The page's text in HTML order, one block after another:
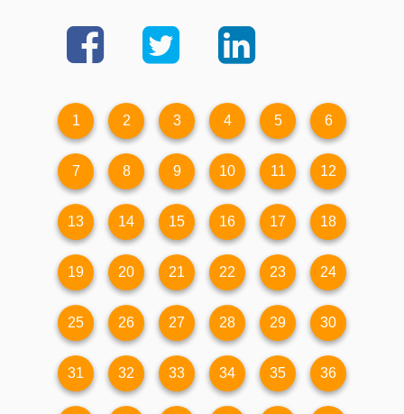
1 2 3 4 5 6
7 8 9 10 11 12
13 14 15 16 17 18
19 20 21 22 23 24
25 26 27 28 29 30
31 32 33 34 35 36